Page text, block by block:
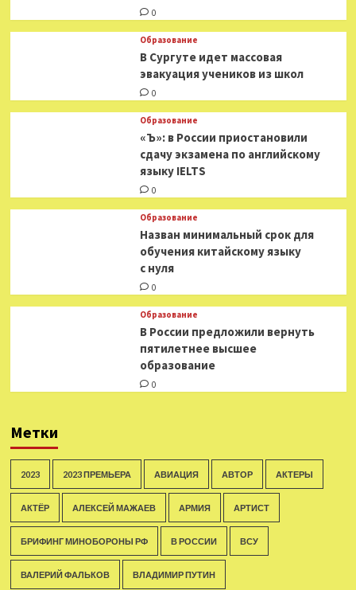
0
Образование
В Сургуте идет массовая
эвакуация учеников из школ
0
Образование
«Ъ»: в России приостановили
сдачу экзамена по английскому
языку IELTS
0
Образование
Назван минимальный срок для
обучения китайскому языку
с нуля
0
Образование
В России предложили вернуть
пятилетнее высшее
образование
0
Метки
2023 2023 ПРЕМЬЕРА АВИАЦИЯ АВТОР АКТЕРЫ
АКТЁР АЛЕКСЕЙ МАЖАЕВ АРМИЯ АРТИСТ
БРИФИНГ МИНОБОРОНЫ РФ В РОССИИ ВСУ
ВАЛЕРИЙ ФАЛЬКОВ ВЛАДИМИР ПУТИН